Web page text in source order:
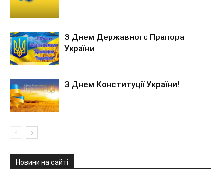
З Днем Державного Прапора
України
З Днем Конституції України!
Новини на сайті